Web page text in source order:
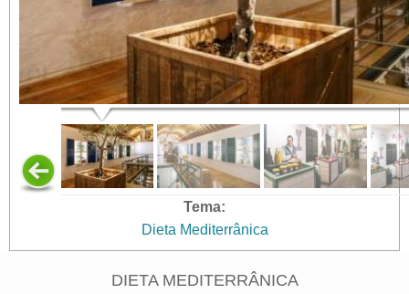
Tema:
Dieta Mediterrânica
DIETA MEDITERRÂNICA